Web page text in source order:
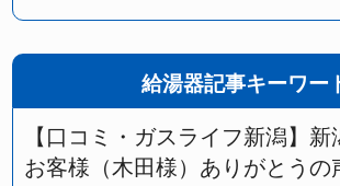
給湯器記事キーワー
【口コミ・ガスライフ新潟】
お客様（木田様）ありがとうの